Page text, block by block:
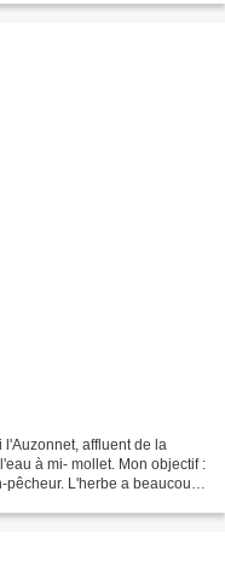
affluent de la
à mi- mollet. Mon objectif :
pêcheur. L'herbe a beaucoup